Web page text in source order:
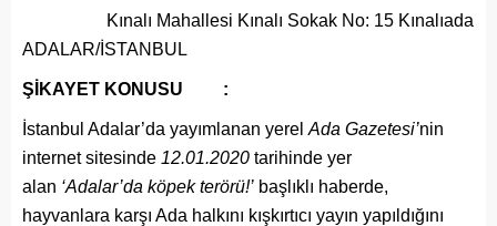
Kınalı Mahallesi Kınalı Sokak No: 15 Kınalıada
ADALAR/İSTANBUL
ŞİKAYET KONUSU :
İstanbul Adalar’da yayımlanan yerel Ada Gazetesi’nin
internet sitesinde 12.01.2020 tarihinde yer
alan ‘Adalar’da köpek terörü!’ başlıklı haberde,
hayvanlara karşı Ada halkını kışkırtıcı yayın yapıldığını